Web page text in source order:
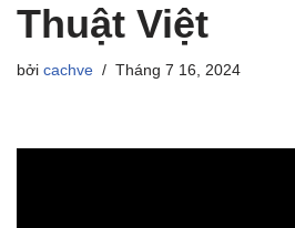
Thuật Việt
bởi cachve Tháng 7 16, 2024